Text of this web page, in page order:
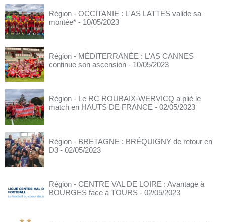
Région - OCCITANIE : L'AS LATTES valide sa
montée* - 10/05/2023
Région - MÉDITERRANÉE : L'AS CANNES
continue son ascension - 10/05/2023
Région - Le RC ROUBAIX-WERVICQ a plié le
match en HAUTS DE FRANCE - 02/05/2023
Région - BRETAGNE : BRÉQUIGNY de retour en
D3 - 02/05/2023
Région - CENTRE VAL DE LOIRE : Avantage à
BOURGES face à TOURS - 02/05/2023